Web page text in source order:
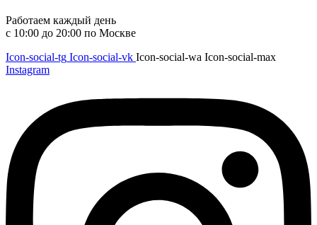
Работаем каждый день
с 10:00 до 20:00 по Москве
Icon-social-tg Icon-social-vk Icon-social-wa Icon-social-max
Instagram